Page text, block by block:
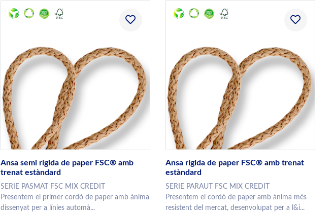
Ansa semi rígida de paper FSC® amb
trenat estàndard
SERIE PASMAT FSC MIX CREDIT
Presentem el primer cordó de paper amb ànima
dissenyat per a línies automà...
Ansa rígida de paper FSC® amb trenat
estàndard
SERIE PARAUT FSC MIX CREDIT
Presentem el cordó de paper amb ànima més
resistent del mercat, desenvolupat per a l&i...